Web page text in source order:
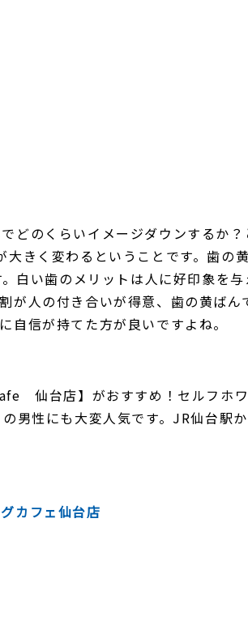
どのくらいイメージダウンするか
きく変わるということです。歯の
白い歯のメリットは人に好印象を
が人の付き合いが得意、歯の黄ば
自信が持てた方が良いですよね。
仙台店】がおすすめ！セルフホ
男性にも大変人気です。JR仙台駅
カフェ仙台店